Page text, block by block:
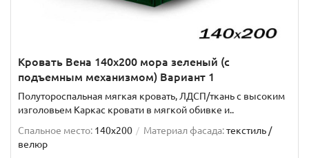
Кровать Вена 140х200 мора зеленый (с
подъемным механизмом) Вариант 1
Полутороспальная мягкая кровать, ЛДСП/ткань с высоким
изголовьем Каркас кровати в мягкой обивке и..
Спальное место: 140x200 Материал фасада:текстиль /
велюр